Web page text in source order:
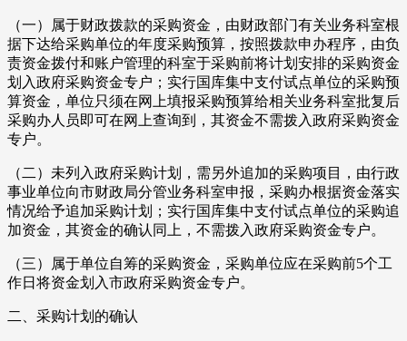
（一）属于财政拨款的采购资金，由财政部门有关业务科室根
据下达给采购单位的年度采购预算，按照拨款申办程序，由负
责资金拨付和账户管理的科室于采购前将计划安排的采购资金
划入政府采购资金专户；实行国库集中支付试点单位的采购预
算资金，单位只须在网上填报采购预算给相关业务科室批复后
采购办人员即可在网上查询到，其资金不需拨入政府采购资金
专户。
（二）未列入政府采购计划，需另外追加的采购项目，由行政
事业单位向市财政局分管业务科室申报，采购办根据资金落实
情况给予追加采购计划；实行国库集中支付试点单位的采购追
加资金，其资金的确认同上，不需拨入政府采购资金专户。
（三）属于单位自筹的采购资金，采购单位应在采购前5个工
作日将资金划入市政府采购资金专户。
二、采购计划的确认